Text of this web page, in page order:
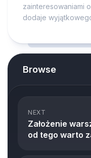
zainteresowaniami
dodaje
Browse
NEXT
Założenie
od tego warto